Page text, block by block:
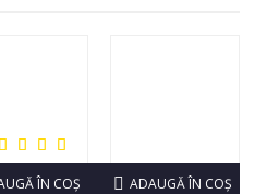
ÎN COŞ ADAUGĂ ÎN COŞ